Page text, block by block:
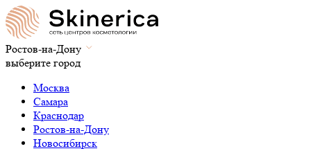
Ростов-на-Дону
выберите город
Москва
Самара
Краснодар
Ростов-на-Дону
Новосибирск